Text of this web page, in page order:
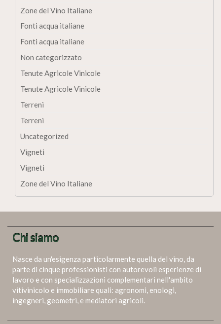
Zone del Vino Italiane
Fonti acqua italiane
Fonti acqua italiane
Non categorizzato
Tenute Agricole Vinicole
Tenute Agricole Vinicole
Terreni
Terreni
Uncategorized
Vigneti
Vigneti
Zone del Vino Italiane
Chi siamo
Nasce da un'esigenza particolarmente quella del vino, da
parte di cinque professionisti con autorevoli esperienze di
lavoro e con specializzazioni complementari nell'ambito
vitivinicolo e immobiliare quali: agronomi, enologi,
ingegneri, geometri, e mediatori agricoli.